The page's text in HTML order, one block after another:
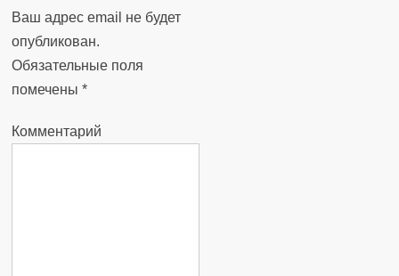
Ваш адрес email не будет
опубликован.
Обязательные поля
помечены*
Комментарий